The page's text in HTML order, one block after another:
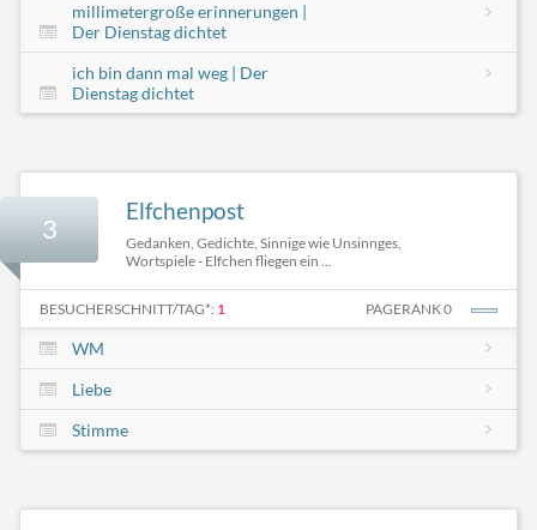
millimetergroße erinnerungen |
Der Dienstag dichtet
ich bin dann mal weg | Der
Dienstag dichtet
3
Elfchenpost
Gedanken, Gedichte, Sinnige wie Unsinnges,
Wortspiele - Elfchen fliegen ein ...
BESUCHERSCHNITT/TAG*: 1 PAGERANK 0
WM
Liebe
Stimme